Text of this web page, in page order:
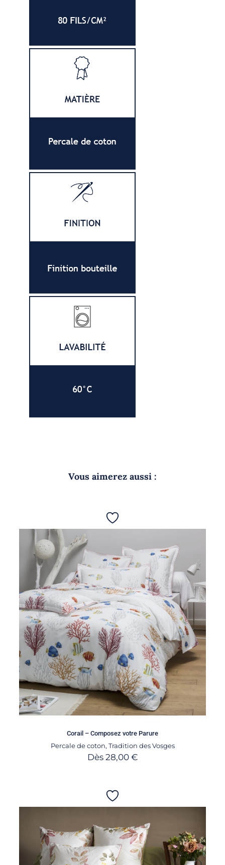
Vous aimerez aussi :
Corail – Composez votre Parure
Percale de coton, Tradition des Vosges
Dès 28,00 €